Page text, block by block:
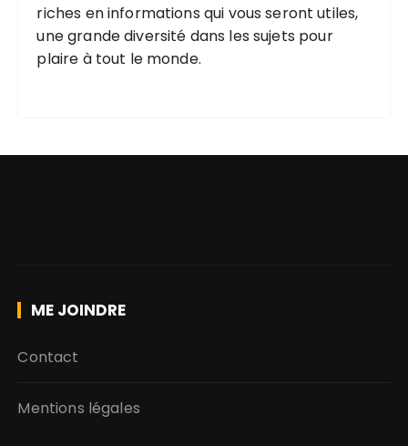
riches en informations qui vous seront utiles,
une grande diversité dans les sujets pour
plaire à tout le monde.
ME JOINDRE
Contact
Mentions légales